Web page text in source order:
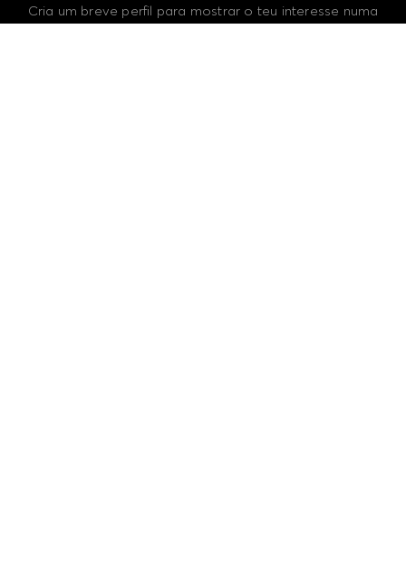
Cria um breve perfil para mostrar o teu interesse numa